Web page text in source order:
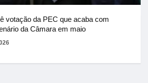
votação da PEC que acaba com
da Câmara em maio